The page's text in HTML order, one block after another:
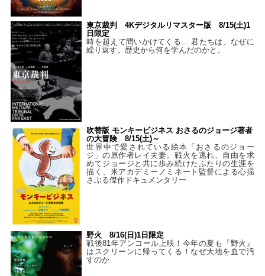
東京裁判 4Kデジタルリマスター版 8/15(土)1
日限定
時を超えて問いかけてくる… 君たちは、なぜに
繰り返す。歴史から何を学んだのかと。
吹替版 モンキービジネス おさるのジョージ著者
の大冒険 8/15(土)～
世界中で愛されている絵本「おさるのジョー
ジ」の原作者レイ夫妻。戦火を逃れ、自由を求
めてジョージと共に歩み続けたふたりの生涯を
描く、米アカデミーノミネート監督による心揺
さぶる傑作ドキュメンタリー
野火 8/16(日)1日限定
戦後81年アンコール上映！今年の夏も『野火』
はスクリーンに帰ってくる！なぜ大地を血で汚
すのか